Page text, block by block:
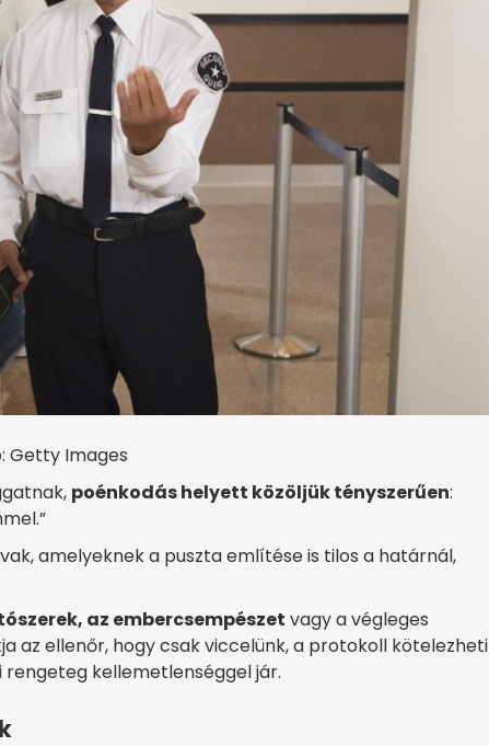
Getty Images
poénkodás helyett közöljük tényszerűen:
amelyeknek a puszta említése is tilos a határnál,
az embercsempészet vagy a végleges
az ellenőr, hogy csak viccelünk, a protokoll kötelezheti
kellemetlenséggel jár.